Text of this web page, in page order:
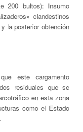
200 bultos): Insumo
clandestinos
la posterior obtención
este cargamento
residuales que se
en esta zona
como el Estado